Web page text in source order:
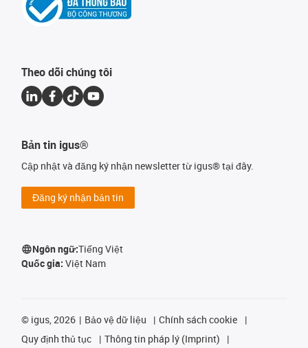
Theo dõi chúng tôi
Bản tin igus®
Cập nhật và đăng ký nhận newsletter từ igus® tại đây.
Đăng ký nhận bản tin
Ngôn ngữ:Tiếng Việt
Quốc gia: Việt Nam
© igus, 2026 Bảo vệ dữ liệu
Chính sách cookie
Quy định thủ tục
Thông tin pháp lý (Imprint)